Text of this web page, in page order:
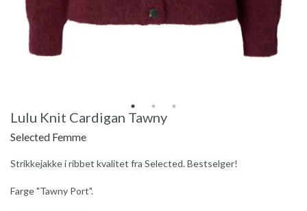
Lulu Knit Cardigan Tawny
Selected Femme
Strikkejakke i ribbet kvalitet fra Selected. Bestselger!
Farge "Tawny Port".